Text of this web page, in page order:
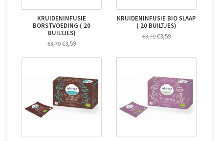
KRUIDENINFUSIE
BORSTVOEDING ( 20
BUILTJES)
€3,79 €3,59
KRUIDENINFUSIE BIO SLAAP
( 20 BUILTJES)
€3,79 €3,59